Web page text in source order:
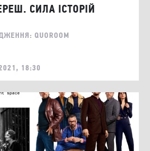
СИЛА ІСТОРІЙ
QUOROOM
18:30